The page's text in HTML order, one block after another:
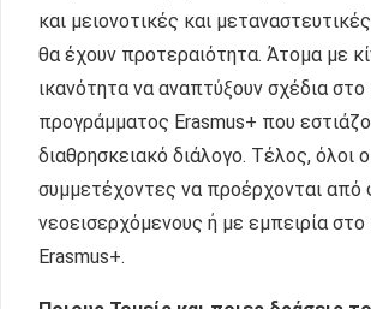
και μειονοτικές και
θα έχουν προτεραιότητα. Άτομα με
ικανότητα να αναπτύξουν σχέδια στο
προγράμματος Erasmus+ που
διαθρησκειακό διάλογο. Τέλος, όλοι
συμμετέχοντες να προέρχονται από
νεοεισερχόμενους ή με εμπειρία
Erasmus+.